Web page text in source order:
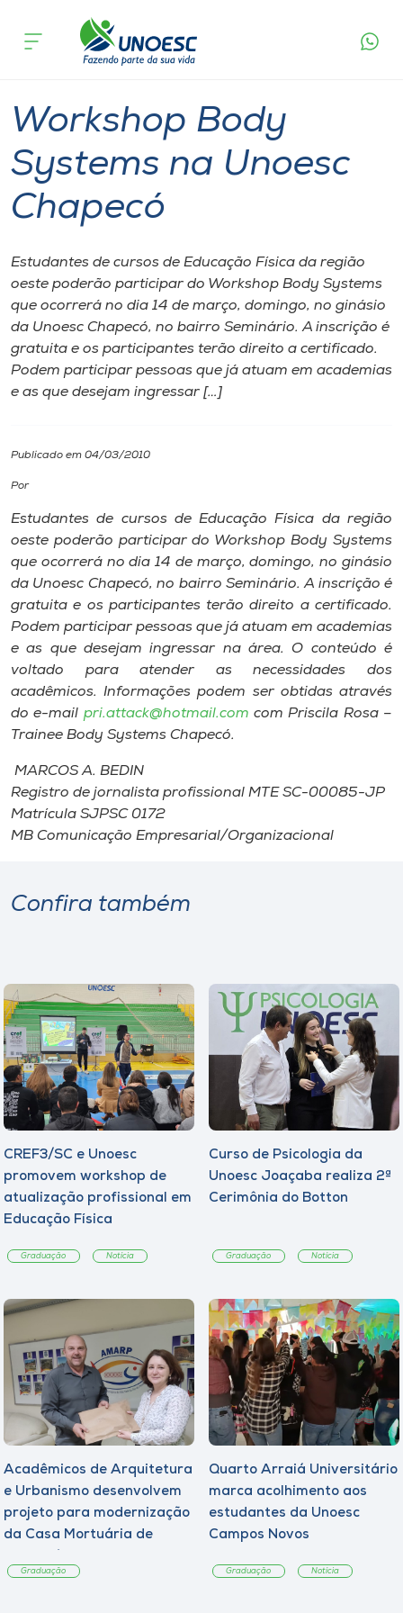
Cursos
Pesquisa
Atendimento ao Estudante
Portal de Ensino
A
Internacionalização
Cultura
CPA
Biblioteca
Editora
Rádio
Museu
Store
o idioma
A+
A-
acontece
Workshop Body
Systems na Unoesc
Chapecó
Estudantes de cursos de Educação Física da região
oeste poderão participar do Workshop Body Systems
que ocorrerá no dia 14 de março, domingo, no ginásio
da Unoesc Chapecó, no bairro Seminário. A inscrição é
gratuita e os participantes terão direito a certificado.
Podem participar pessoas que já atuam em academias
e as que desejam ingressar […]
Publicado em 04/03/2010
Por
Estudantes de cursos de Educação Física da região
oeste poderão participar do Workshop Body Systems
que ocorrerá no dia 14 de março, domingo, no ginásio
da Unoesc Chapecó, no bairro Seminário. A inscrição é
gratuita e os participantes terão direito a certificado.
Podem participar pessoas que já atuam em academias
e as que desejam ingressar na área. O conteúdo é
voltado para atender as necessidades dos
acadêmicos. Informações podem ser obtidas através
do e-mail pri.attack@hotmail.com com Priscila Rosa –
Trainee Body Systems Chapecó.
MARCOS A. BEDIN
Registro de jornalista profissional MTE SC-00085-JP
Matrícula SJPSC 0172
MB Comunicação Empresarial/Organizacional
Confira também
CREF3/SC e Unoesc
promovem workshop de
atualização profissional em
Educação Física
Graduação Notícia
Curso de Psicologia da
Unoesc Joaçaba realiza 2ª
Cerimônia do Botton
Graduação Notícia
Acadêmicos de Arquitetura
e Urbanismo desenvolvem
projeto para modernização
da Casa Mortuária de
Graduação
Quarto Arraiá Universitário
marca acolhimento aos
estudantes da Unoesc
Campos Novos
Graduação Notícia